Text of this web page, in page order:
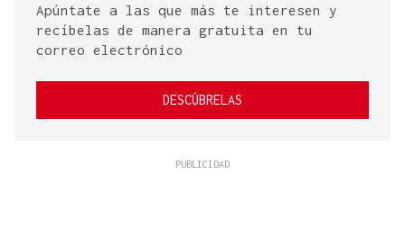
Apúntate a las que más te interesen y
recíbelas de manera gratuita en tu
correo electrónico
DESCÚBRELAS